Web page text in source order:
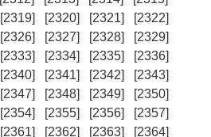
[2319] [2320] [2321]
[2322]
[2326] [2327] [2328]
[2329]
[2333] [2334] [2335]
[2336]
[2340] [2341] [2342]
[2343]
[2347] [2348] [2349]
[2350]
[2354] [2355] [2356]
[2357]
[2361] [2362] [2363]
[2364]